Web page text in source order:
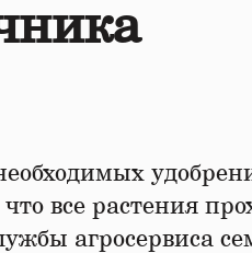
все растения
агросервиса